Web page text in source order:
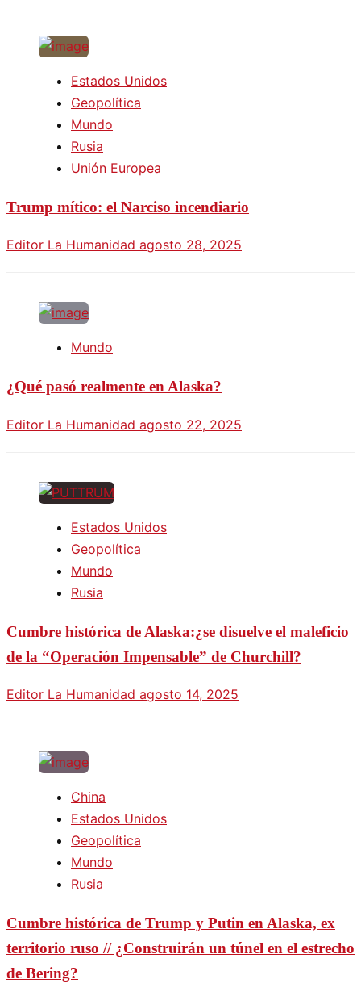
Estados Unidos
Geopolítica
Mundo
Rusia
Unión Europea
Trump mítico: el Narciso incendiario
Editor La Humanidad agosto 28, 2025
Mundo
¿Qué pasó realmente en Alaska?
Editor La Humanidad agosto 22, 2025
Estados Unidos
Geopolítica
Mundo
Rusia
Cumbre histórica de Alaska:¿se disuelve el maleficio
de la “Operación Impensable” de Churchill?
Editor La Humanidad agosto 14, 2025
China
Estados Unidos
Geopolítica
Mundo
Rusia
Cumbre histórica de Trump y Putin en Alaska, ex
territorio ruso // ¿Construirán un túnel en el estrecho
de Bering?